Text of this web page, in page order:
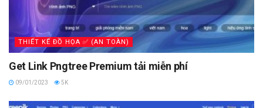
THIẾT KẾ ĐỒ HỌA ✅ (AN TOÀN)
Get Link Pngtree Premium tải miễn phí
09/01/2023 5K